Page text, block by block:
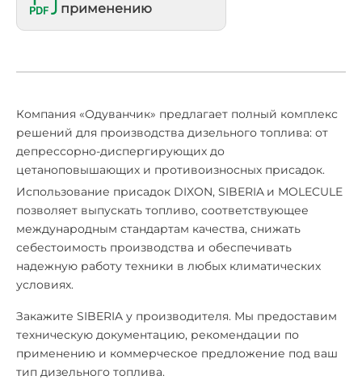
применению
Компания «Одуванчик» предлагает полный комплекс
решений для производства дизельного топлива: от
депрессорно-диспергирующих до
цетаноповышающих и противоизносных присадок.
Использование присадок DIXON, SIBERIA и MOLECULE
позволяет выпускать топливо, соответствующее
международным стандартам качества, снижать
себестоимость производства и обеспечивать
надежную работу техники в любых климатических
условиях.
Закажите SIBERIA у производителя. Мы предоставим
техническую документацию, рекомендации по
применению и коммерческое предложение под ваш
тип дизельного топлива.